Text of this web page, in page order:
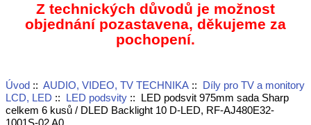
Z technických důvodů je možnost
objednání pozastavena, děkujeme za
pochopení.
Úvod:: AUDIO, VIDEO, TV TECHNIKA:: Díly pro TV a monitory
LCD, LED :: LED podsvity:: LED podsvit 975mm sada Sharp
celkem 6 kusů / DLED Backlight 10 D-LED, RF-AJ480E32-
1001S-02 A0